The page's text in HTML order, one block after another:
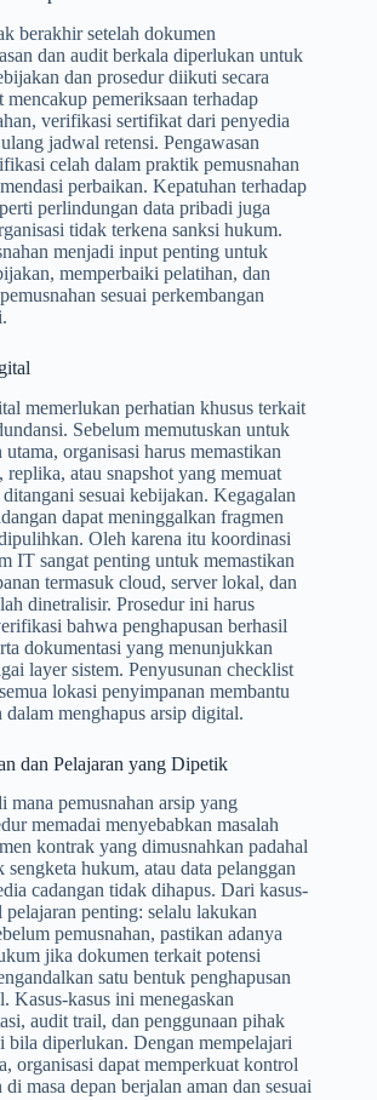
berakhir setelah dokumen
dan audit berkala diperlukan untuk
dan prosedur diikuti secara
pemeriksaan terhadap
verifikasi sertifikat dari penyedia
jadwal retensi. Pengawasan
celah dalam praktik pemusnahan
perbaikan. Kepatuhan terhadap
perlindungan data pribadi juga
tidak terkena sanksi hukum.
menjadi input penting untuk
memperbaiki pelatihan, dan
sesuai perkembangan
memerlukan perhatian khusus terkait
Sebelum memutuskan untuk
organisasi harus memastikan
replika, atau snapshot yang memuat
sesuai kebijakan. Kegagalan
dapat meninggalkan fragmen
Oleh karena itu koordinasi
IT sangat penting untuk memastikan
termasuk cloud, server lokal, dan
dinetralisir. Prosedur ini harus
bahwa penghapusan berhasil
dokumentasi yang menunjukkan
layer sistem. Penyusunan checklist
lokasi penyimpanan membantu
menghapus arsip digital.
dan Pelajaran yang Dipetik
mana pemusnahan arsip yang
memadai menyebabkan masalah
kontrak yang dimusnahkan padahal
sengketa hukum, atau data pelanggan
cadangan tidak dihapus. Dari kasus-
pelajaran penting: selalu lakukan
pemusnahan, pastikan adanya
jika dokumen terkait potensi
satu bentuk penghapusan
Kasus-kasus ini menegaskan
audit trail, dan penggunaan pihak
bila diperlukan. Dengan mempelajari
organisasi dapat memperkuat kontrol
masa depan berjalan aman dan sesuai